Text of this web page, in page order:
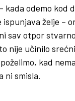
kada odemo kod
ispunjava želje –
sav otpor
nije učinilo
kad
ni smisla.